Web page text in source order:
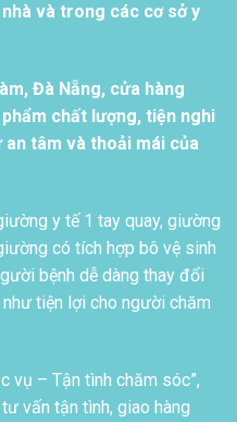
và trong các cơ sở y
Đà Nẵng, cửa hàng
chất lượng, tiện nghi
tâm và thoải mái của
y tế 1 tay quay, giường
có tích hợp bô vệ sinh
bệnh dễ dàng thay đổi
tiện lợi cho người chăm
vụ – Tận tình chăm sóc”,
vấn tận tình, giao hàng